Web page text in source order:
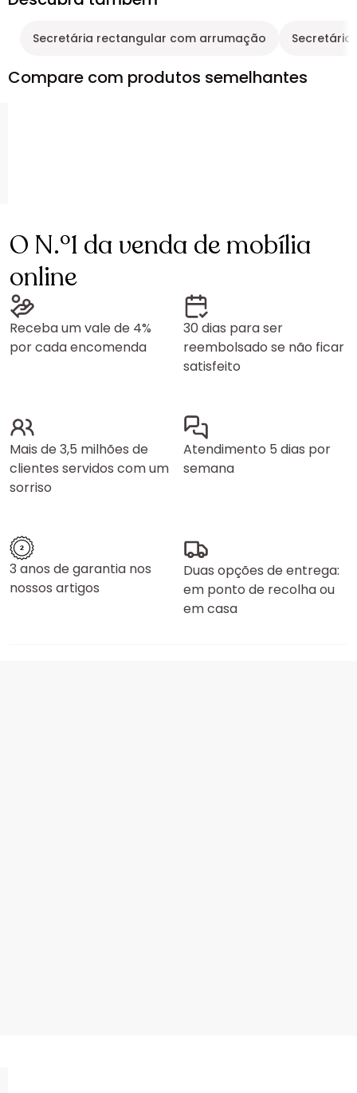
Secretária rectangular com arrumação
Compare com produtos semelhantes
O N.º1 da venda de mobília
online
Receba um vale de 4%
por cada encomenda
30 dias para ser
reembolsado se não ficar
satisfeito
Mais de 3,5 milhões de
clientes servidos com um
sorriso
Atendimento 5 dias por
semana
3 anos de garantia nos
nossos artigos
Duas opções de entrega:
em ponto de recolha ou
em casa